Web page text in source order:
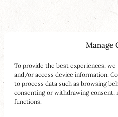
Manage
To provide the best experiences,
and/or access device information.
to process data such as browsing
consenting or withdrawing consent,
functions.